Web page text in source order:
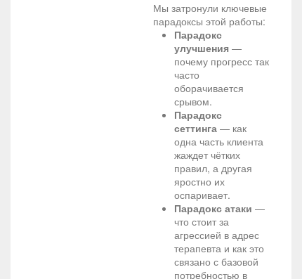
Мы затронули ключевые
парадоксы этой работы:
Парадокс
улучшения —
почему прогресс так
часто
оборачивается
срывом.
Парадокс
сеттинга — как
одна часть клиента
жаждет чётких
правил, а другая
яростно их
оспаривает.
Парадокс атаки —
что стоит за
агрессией в адрес
терапевта и как это
связано с базовой
потребностью в